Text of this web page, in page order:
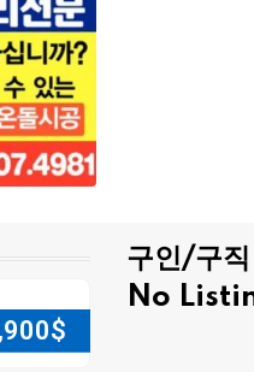
$
구인/구직
No